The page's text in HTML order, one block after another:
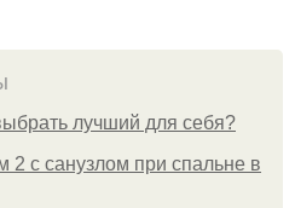
лучший для себя?
2 с санузлом при спальне в